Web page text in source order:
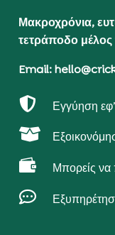
Μακροχρόνια,
τετράποδο μέλος
Email:
 Εγγύηση

 Μπορείς να
